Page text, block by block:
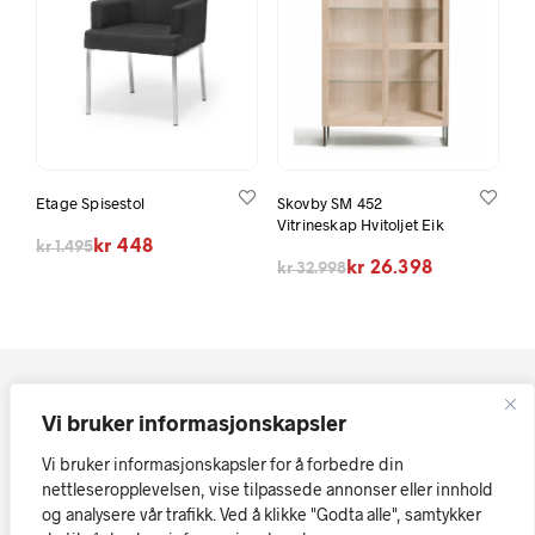
Vi bruker informasjonskapsler
Vi bruker informasjonskapsler for å forbedre din
nettleseropplevelsen, vise tilpassede annonser eller innhold
og analysere vår trafikk. Ved å klikke "Godta alle", samtykker
Etage Spisestol
kr1.495
Opprinnelig pris var: kr 1.495.
kr 448
Nåværende pris er: kr 448.
Skovby SM 452
Vitrineskap Hvitoljet Eik
kr32.998
Opprinnelig pris var: kr 32.998.
kr 26.398
Nåværende pris er: kr 26.398.
Kopirett © Askøy Møbler ASVi tar forbehold om at skrivefeil